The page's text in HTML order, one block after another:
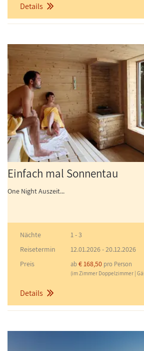
Details
Einfach mal Sonnentau
One Night Auszeit...
Nächte
1 - 3
Reisetermin
12.01.2026-20.12.2026
Preis
ab€ 168,50 pro Person
(im Zimmer Doppelzimmer |
Details